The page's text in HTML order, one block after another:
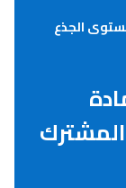
مستوى الجذع
في مادة